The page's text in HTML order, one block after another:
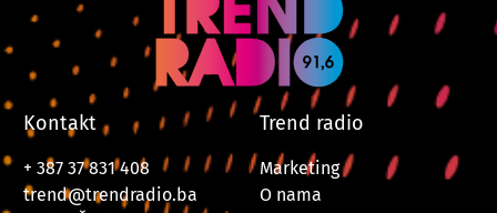
Kontakt
+ 387 37 831 408
trend@trendradio.ba
Trend radio
Marketing
O nama